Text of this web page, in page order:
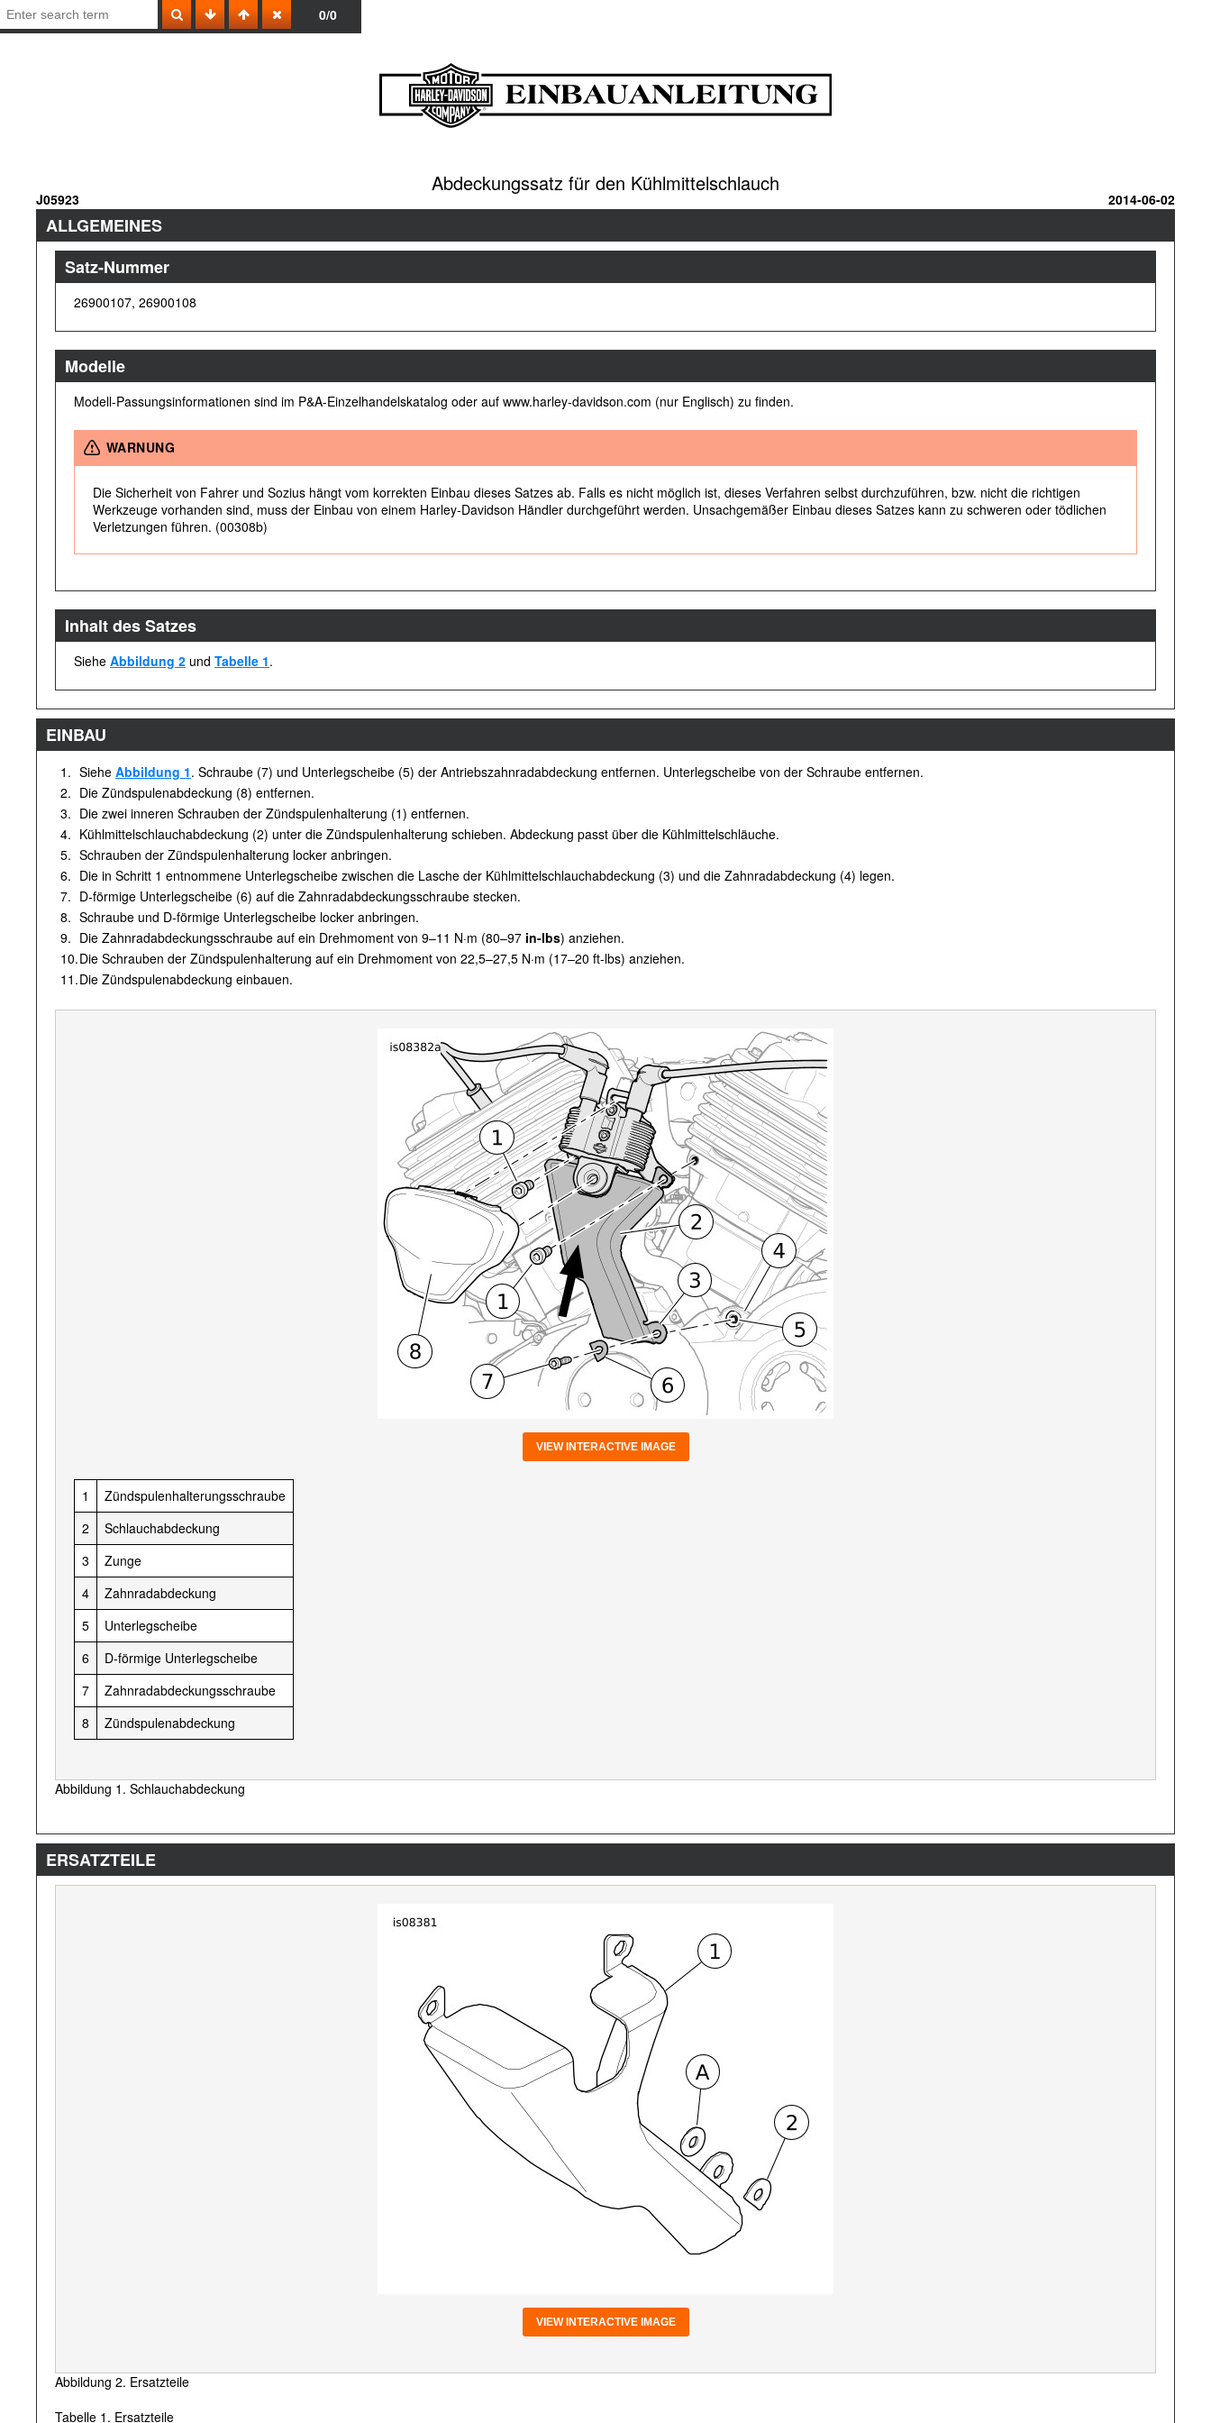
0/0
Abdeckungssatz für den Kühlmittelschlauch
J05923 2014-06-02
ALLGEMEINES
Satz-Nummer
26900107, 26900108
Modelle
Modell-Passungsinformationen sind im P&A-Einzelhandelskatalog oder auf www.harley-davidson.com (nur Englisch) zu finden.
WARNUNG
Die Sicherheit von Fahrer und Sozius hängt vom korrekten Einbau dieses Satzes ab. Falls es nicht möglich ist, dieses Verfahren selbst durchzuführen, bzw. nicht die richtigen
Werkzeuge vorhanden sind, muss der Einbau von einem Harley-Davidson Händler durchgeführt werden. Unsachgemäßer Einbau dieses Satzes kann zu schweren oder tödlichen
Verletzungen führen. (00308b)
Inhalt des Satzes
Siehe Abbildung 2 und Tabelle 1.
EINBAU
1. Siehe Abbildung 1. Schraube (7) und Unterlegscheibe (5) der Antriebszahnradabdeckung entfernen. Unterlegscheibe von der Schraube entfernen.
2. Die Zündspulenabdeckung (8) entfernen.
3. Die zwei inneren Schrauben der Zündspulenhalterung (1) entfernen.
4. Kühlmittelschlauchabdeckung (2) unter die Zündspulenhalterung schieben. Abdeckung passt über die Kühlmittelschläuche.
5. Schrauben der Zündspulenhalterung locker anbringen.
6. Die in Schritt 1 entnommene Unterlegscheibe zwischen die Lasche der Kühlmittelschlauchabdeckung (3) und die Zahnradabdeckung (4) legen.
7. D-förmige Unterlegscheibe (6) auf die Zahnradabdeckungsschraube stecken.
8. Schraube und D-förmige Unterlegscheibe locker anbringen.
9. Die Zahnradabdeckungsschraube auf ein Drehmoment von 9–11 N·m (80–97 in-lbs) anziehen.
10.Die Schrauben der Zündspulenhalterung auf ein Drehmoment von 22,5–27,5 N·m (17–20 ft-lbs) anziehen.
11.Die Zündspulenabdeckung einbauen.
VIEW INTERACTIVE IMAGE
1
Zündspulenhalterungsschraube
2
Schlauchabdeckung
3
Zunge
4
Zahnradabdeckung
5
Unterlegscheibe
6
D-förmige Unterlegscheibe
7
Zahnradabdeckungsschraube
8
Zündspulenabdeckung
Abbildung 1. Schlauchabdeckung
ERSATZTEILE
VIEW INTERACTIVE IMAGE
Abbildung 2. Ersatzteile
Tabelle 1. Ersatzteile